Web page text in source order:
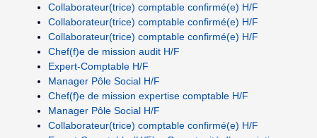
Collaborateur(trice) comptable confirmé(e) H/F
Collaborateur(trice) comptable confirmé(e) H/F
Collaborateur(trice) comptable confirmé(e) H/F
Chef(f)e de mission audit H/F
Expert-Comptable H/F
Manager Pôle Social H/F
Chef(f)e de mission expertise comptable H/F
Manager Pôle Social H/F
Collaborateur(trice) comptable confirmé(e) H/F